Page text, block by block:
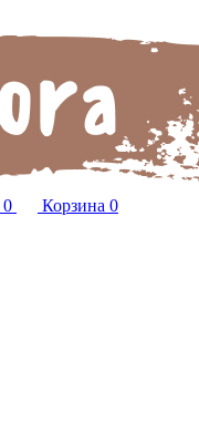
0 Корзина 0